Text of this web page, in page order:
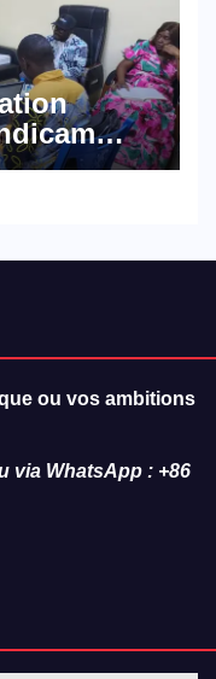
ou vos ambitions
via WhatsApp : +86